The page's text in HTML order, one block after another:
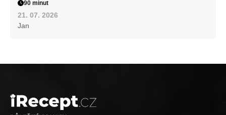
90 minut
21. 07. 2026
Jan